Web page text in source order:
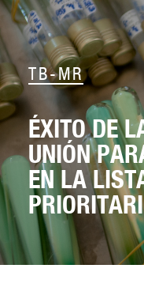
TB-MR
ÉXITO DE
UNIÓN
EN LA